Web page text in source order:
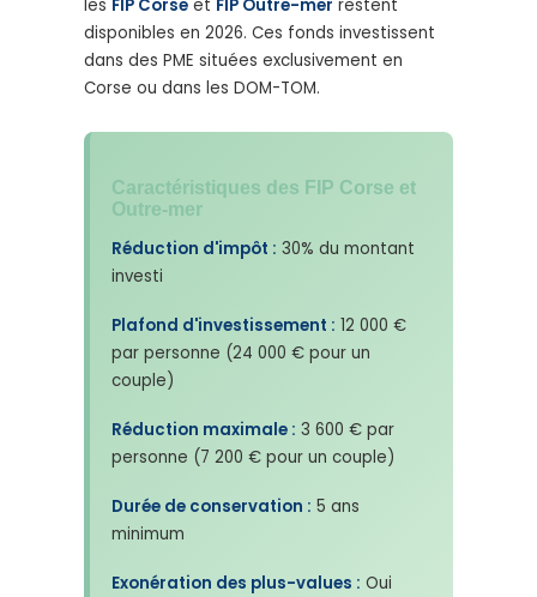
les FIP Corse et FIP Outre-mer restent
disponibles en 2026. Ces fonds investissent
dans des PME situées exclusivement en
Corse ou dans les DOM-TOM.
Caractéristiques des FIP Corse et
Outre-mer
Réduction d'impôt : 30% du montant
investi
Plafond d'investissement : 12 000 €
par personne (24 000 € pour un
couple)
Réduction maximale : 3 600 € par
personne (7 200 € pour un couple)
Durée de conservation : 5 ans
minimum
Exonération des plus-values : Oui